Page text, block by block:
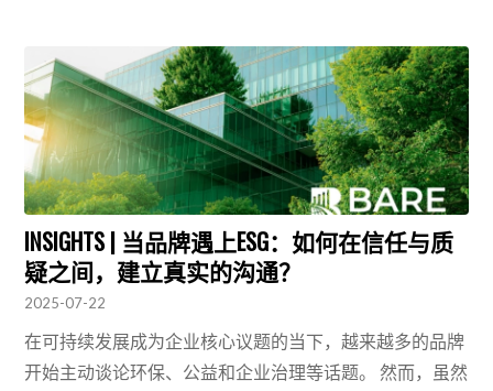
INSIGHTS | 当品牌遇上ESG：如何在信任与质
疑之间，建立真实的沟通？
2025-07-22
在可持续发展成为企业核心议题的当下，越来越多的品牌
开始主动谈论环保、公益和企业治理等话题。 然而，虽然